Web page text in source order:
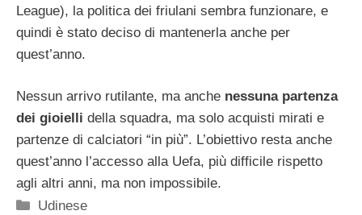
League), la politica dei friulani sembra funzionare, e
quindi è stato deciso di mantenerla anche per
quest’anno.
Nessun arrivo rutilante, ma anche nessuna partenza
dei gioielli della squadra, ma solo acquisti mirati e
partenze di calciatori “in più”. L’obiettivo resta anche
quest’anno l’accesso alla Uefa, più difficile rispetto
agli altri anni, ma non impossibile.
Categorie
Udinese